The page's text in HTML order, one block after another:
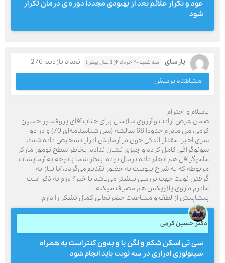
عود و تکرار علائم بعد از بهبودی مجددا دوره ی درمان تکرار
شود
پارسای سه شنبه ۲۰ خرداد ۴( 1 سال پیش)
تعداد بازدید: 276
مشاهده پرسش
باسلام و احترام
ضمن عرض ارادت و آرزوی سلامتی برای جناب آقای پروفسور حسین
کرمی، من مادرم حدودا 68 سالشه (سن شناسنامه‌ای 70) و در دو
سری اخیر، مقدار اندکی خون در آزمایش ادرار تشخیص داده شده،
سونوگرافی کامل کرده و چیزی نشان نداده، بخاطر سطح تومور مارکر
ماموگرافی هم انجام داده نرمال بوده، بنظر شما باتوجه به آزمایشات
مربوطه که به شرح پیوست به حضور تقدیم می‌گردد، آیا نیاز به
گرفتن نوبت جهت بررسی بیشتر می‌باشد یا خیر؟ لازم به ذکر است
مادرم داروی پلاویکس هم مصرف میکنه.
پیشاپیش از لطف و مساعدت حضرتعالی کمال تشکر را دارم.
دکتر حسین کرمی
سی تی اسکن شکم و لگن با و بدون کنتراست به همراه
سیتولوژی ادراری در سه نوبت باید انجام شود